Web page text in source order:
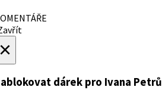
dárek pro Ivana Petrů